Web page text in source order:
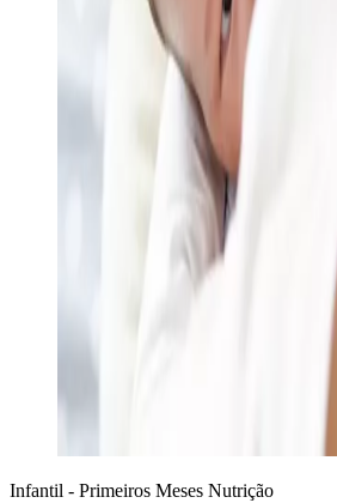
Infantil - Primeiros Meses Nutrição